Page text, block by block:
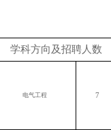
学科方向及招聘人数
电气工程 7